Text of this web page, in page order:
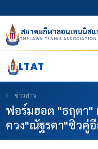
สมาคมกีฬาลอนเทนนิสแ
THE LAWN TENNIS ASSOCIATION
LTAT
ข่าวสาร
ฟอร์มฮอต "ธฤตา"
ควง"ณัฐรดา"ซิวคู่อี